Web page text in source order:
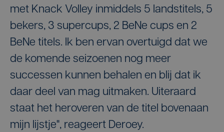
met Knack Volley inmiddels 5 landstitels, 5
bekers, 3 supercups, 2 BeNe cups en 2
BeNe titels. Ik ben ervan overtuigd dat we
de komende seizoenen nog meer
successen kunnen behalen en blij dat ik
daar deel van mag uitmaken. Uiteraard
staat het heroveren van de titel bovenaan
mijn lijstje", reageert Deroey.